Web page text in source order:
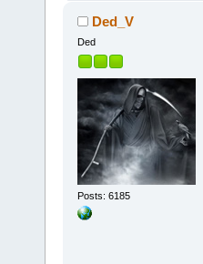
Ded_V
Ded
Posts: 6185